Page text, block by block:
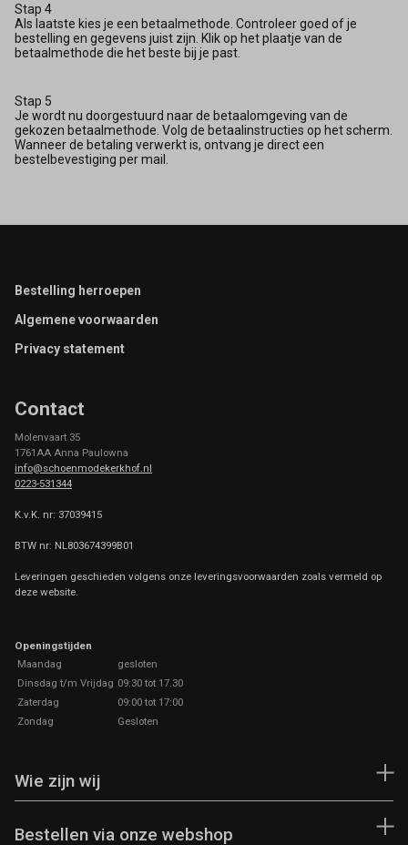
Stap 4
Als laatste kies je een betaalmethode. Controleer goed of je
bestelling en gegevens juist zijn. Klik op het plaatje van de
betaalmethode die het beste bij je past.
Stap 5
Je wordt nu doorgestuurd naar de betaalomgeving van de
gekozen betaalmethode. Volg de betaalinstructies op het scherm.
Wanneer de betaling verwerkt is, ontvang je direct een
bestelbevestiging per mail.
Footer
Bestelling herroepen
Algemene voorwaarden
Privacy statement
Contact
Molenvaart 35
1761AA Anna Paulowna
info@schoenmodekerkhof.nl
0223-531344
K.v.K. nr: 37039415
BTW nr: NL803674399B01
Leveringen geschieden volgens onze leveringsvoorwaarden zoals vermeld op
deze website.
Openingstijden
Maandag
gesloten
Dinsdag t/m Vrijdag 09:30 tot 17.30
Zaterdag
09:00 tot 17:00
Zondag
Gesloten
Wie zijn wij
Bestellen via onze webshop